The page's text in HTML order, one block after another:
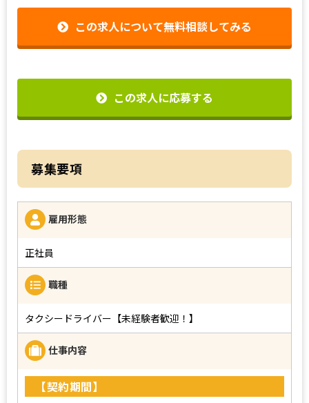
この求人について無料相談してみる
この求人に応募する
募集要項
雇用形態
正社員
職種
タクシードライバー【未経験者歓迎！】
仕事内容
【契約期間】